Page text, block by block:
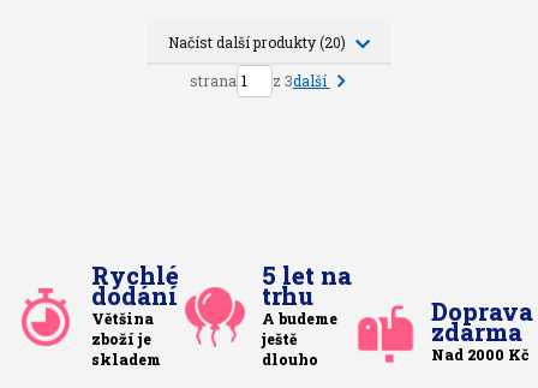
Načíst další produkty (20)
strana z 3další
Rychlé
dodání
Většina
zboží je
skladem
5 let na
trhu
A budeme
ještě
dlouho
Doprava
zdarma
Nad 2000 Kč